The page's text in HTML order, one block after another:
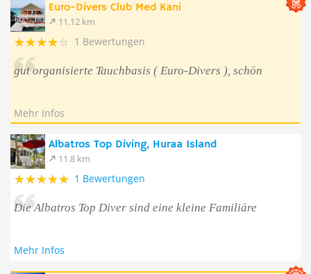
Euro-Divers Club Med Kani
11.12 km
1 Bewertungen
gut organisierte Tauchbasis ( Euro-Divers ), schön
Mehr Infos
Albatros Top Diving, Huraa Island
11.8 km
1 Bewertungen
Die Albatros Top Diver sind eine kleine Familiäre
Mehr Infos